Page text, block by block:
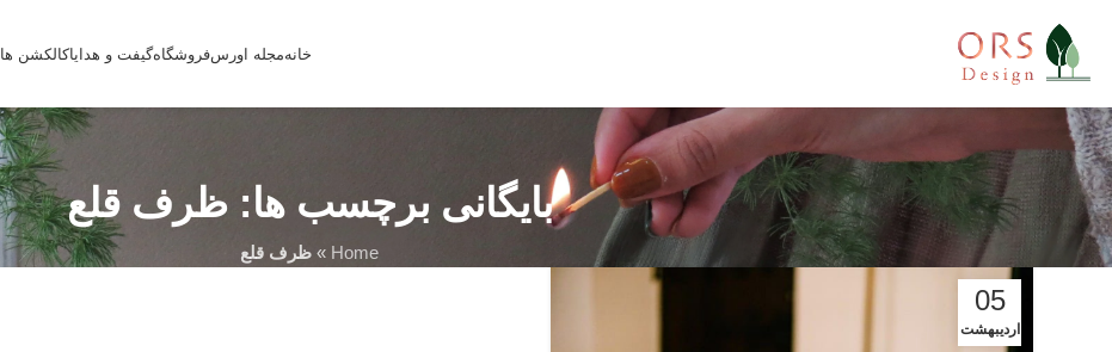
خانهمجله اورسفروشگاهگیفت و هدایاکالکشن ها
بایگانی برچسب ها: ظرف قلع
Home
» ظرف قلع
05
اردیبهشت